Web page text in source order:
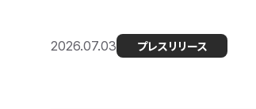
2026.07.03 プレスリリース